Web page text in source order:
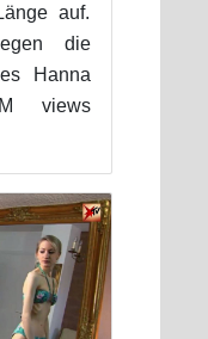
auf.
die
Hanna
views